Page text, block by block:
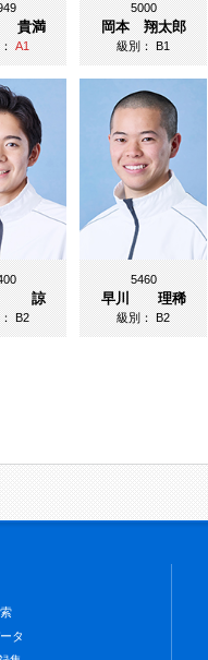
貴満
：A1
5000
岡本 翔太郎
級別：B1
諒
：B2
5460
早川 理稀
級別：B2
タ